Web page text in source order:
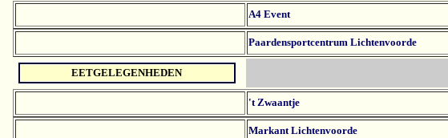
A4 Event
Paardensportcentrum Lichtenvoorde
EETGELEGENHEDEN
't Zwaantje
Markant Lichtenvoorde